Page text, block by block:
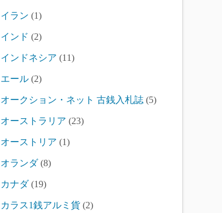
イラン (1)
インド (2)
インドネシア (11)
エール (2)
オークション・ネット 古銭入札誌 (5)
オーストラリア (23)
オーストリア (1)
オランダ(8)
カナダ(19)
カラス1銭アルミ貨 (2)